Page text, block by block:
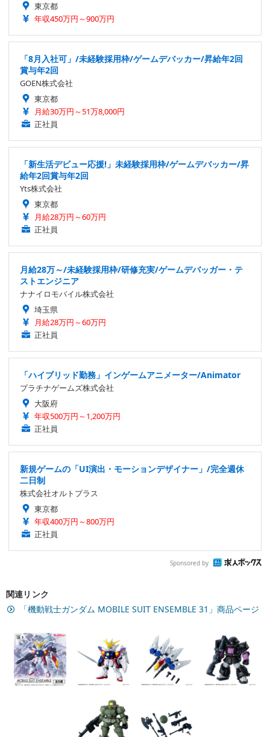
東京都
年収450万円～900万円
「8月入社可」/未経験採用枠/ゲームデバッカー/昇給年2回
賞与年2回
GOEN株式会社
東京都
月給30万円～51万8,000円
正社員
「新生活デビュー応援!」未経験採用枠/ゲームデバッカー/昇
給年2回賞与年2回
Yts株式会社
東京都
月給28万円～60万円
正社員
月給28万～/未経験採用枠/研修充実/ゲームデバッガー・テ
ストエンジニア
ナナイロモバイル株式会社
埼玉県
月給28万円～60万円
正社員
「ハイブリッド勤務」インゲームアニメーター/Animator
プラチナゲームズ株式会社
大阪府
年収500万円～1,200万円
正社員
新規ゲームの「UI演出・モーションデザイナー」/完全週休
二日制
株式会社オルトプラス
東京都
年収400万円～800万円
正社員
Sponsored by
関連リンク
「機動戦士ガンダム MOBILE SUIT ENSEMBLE 31」商品ページ